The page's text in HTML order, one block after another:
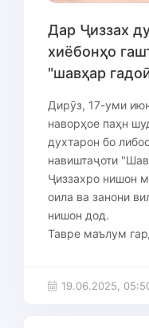
Дар Ҷиззах
хиёбонҳо
"шавҳар
Дирӯз, 17-уми
наворҳое паҳн
духтарон бо
навиштаҷоти
Ҷиззахро нишон
оила ва занони
нишон дод.
Тавре маълум
19.06.2025,